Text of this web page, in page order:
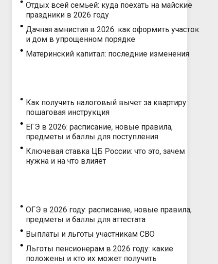
Отдых всей семьей: куда поехать на майские
праздники в 2026 году
Дачная амнистия в 2026: как оформить участок
и дом в упрощенном порядке
Материнский капитал: последние изменения
Как получить налоговый вычет за квартиру:
пошаговая инструкция
ЕГЭ в 2026: расписание, новые правила,
предметы и баллы для поступления
Ключевая ставка ЦБ России: что это, зачем
нужна и на что влияет
ОГЭ в 2026 году: расписание, новые правила,
предметы и баллы для аттестата
Выплаты и льготы участникам СВО
Льготы пенсионерам в 2026 году: какие
положены и кто их может получить